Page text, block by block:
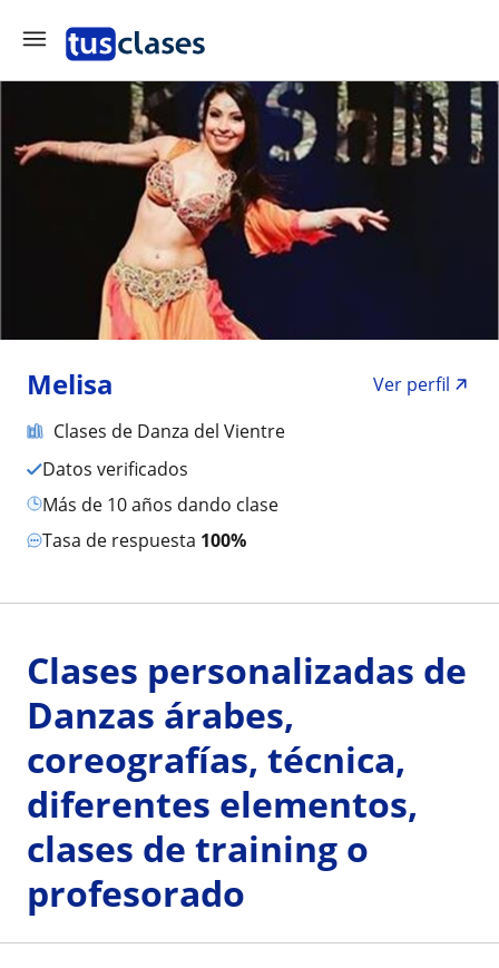
Melisa
Ver perfil
Clases de Danza del Vientre
Datos verificados
más de 10 años dando clase
Tasa de respuesta 100%
Clases personalizadas de
Danzas árabes,
coreografías, técnica,
diferentes elementos,
clases de training o
profesorado